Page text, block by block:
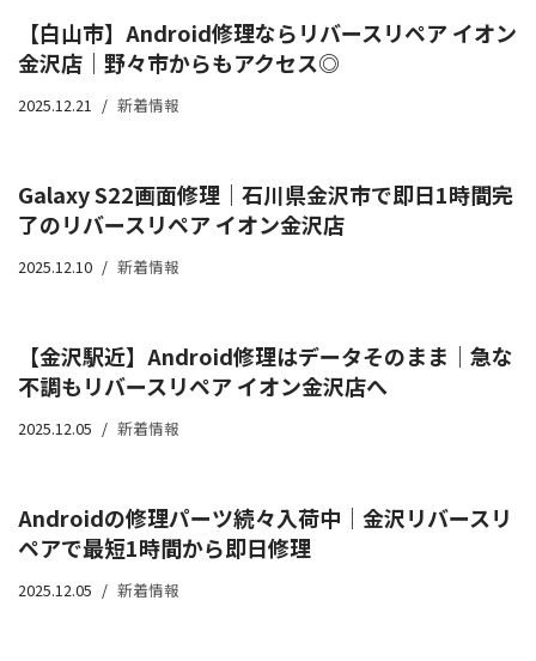
【白山市】Android修理ならリバースリペア イオン
金沢店｜野々市からもアクセス◎
2025.12.21 新着情報
Galaxy S22画面修理｜石川県金沢市で即日1時間完
了のリバースリペア イオン金沢店
2025.12.10 新着情報
【金沢駅近】Android修理はデータそのまま｜急な
不調もリバースリペア イオン金沢店へ
2025.12.05 新着情報
Androidの修理パーツ続々入荷中｜金沢リバースリ
ペアで最短1時間から即日修理
2025.12.05 新着情報